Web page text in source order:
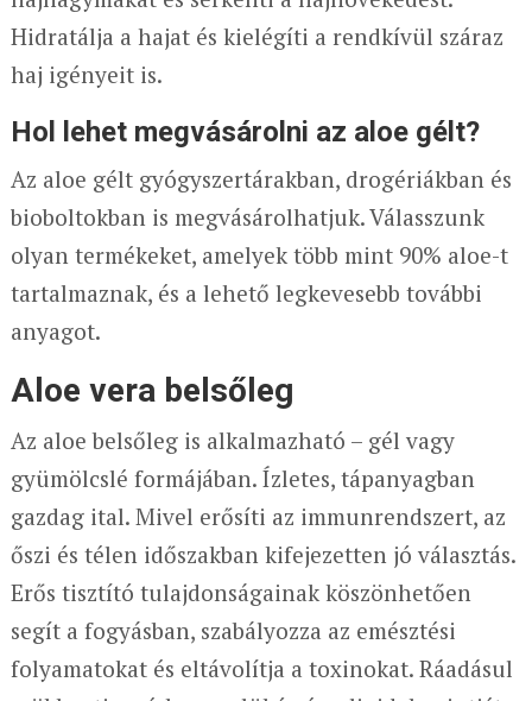
Hidratálja a hajat és kielégíti a rendkívül száraz
haj igényeit is.
Hol lehet megvásárolni az aloe gélt?
Az aloe gélt gyógyszertárakban, drogériákban és
bioboltokban is megvásárolhatjuk. Válasszunk
olyan termékeket, amelyek több mint 90% aloe-t
tartalmaznak, és a lehető legkevesebb további
anyagot.
Aloe vera belsőleg
Az aloe belsőleg is alkalmazható – gél vagy
gyümölcslé formájában. Ízletes, tápanyagban
gazdag ital. Mivel erősíti az immunrendszert, az
őszi és télen időszakban kifejezetten jó választás.
Erős tisztító tulajdonságainak köszönhetően
segít a fogyásban, szabályozza az emésztési
folyamatokat és eltávolítja a toxinokat. Ráadásul